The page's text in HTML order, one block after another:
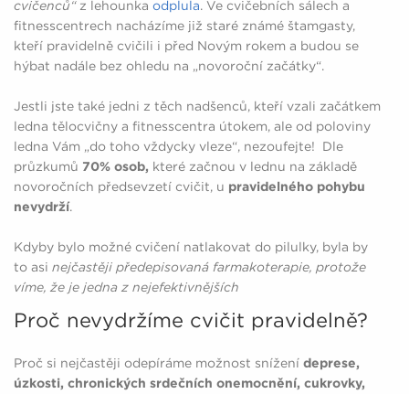
cvičenců“z lehounka odplula. Ve cvičebních sálech a
fitnesscentrech nacházíme již staré známé štamgasty,
kteří pravidelně cvičili i před Novým rokem a budou se
hýbat nadále bez ohledu na „novoroční začátky“.
Jestli jste také jedni z těch nadšenců, kteří vzali začátkem
ledna tělocvičny a fitnesscentra útokem, ale od poloviny
ledna Vám „do toho vždycky vleze“, nezoufejte! Dle
průzkumů 70% osob, které začnou v lednu na základě
novoročních předsevzetí cvičit, u pravidelného pohybu
nevydrží.
Kdyby bylo možné cvičení natlakovat do pilulky, byla by
to asi nejčastěji předepisovaná farmakoterapie, protože
víme, že je jedna z nejefektivnějších
Proč nevydržíme cvičit pravidelně?
Proč si nejčastěji odepíráme možnost snížení deprese,
úzkosti, chronických srdečních onemocnění, cukrovky,